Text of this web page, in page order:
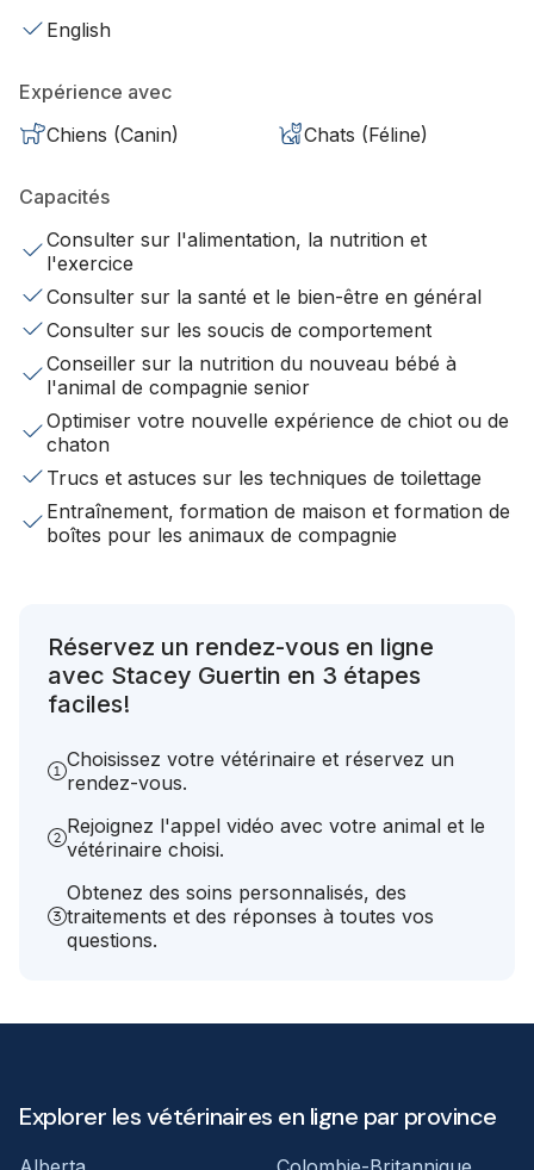
English
Expérience avec
Chiens (Canin)
Chats (Féline)
Capacités
Consulter sur l'alimentation, la nutrition et
l'exercice
Consulter sur la santé et le bien-être en général
Consulter sur les soucis de comportement
Conseiller sur la nutrition du nouveau bébé à
l'animal de compagnie senior
Optimiser votre nouvelle expérience de chiot ou de
chaton
Trucs et astuces sur les techniques de toilettage
Entraînement, formation de maison et formation de
boîtes pour les animaux de compagnie
Réservez un rendez-vous en ligne
avec Stacey Guertin en 3 étapes
faciles!
Choisissez votre vétérinaire et réservez un
rendez-vous.
Rejoignez l'appel vidéo avec votre animal et le
vétérinaire choisi.
Obtenez des soins personnalisés, des
traitements et des réponses à toutes vos
questions.
Explorer les vétérinaires en ligne par province